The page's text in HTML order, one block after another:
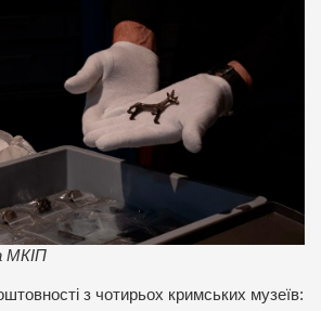
МКІП
з чотирьох кримських музеїв: